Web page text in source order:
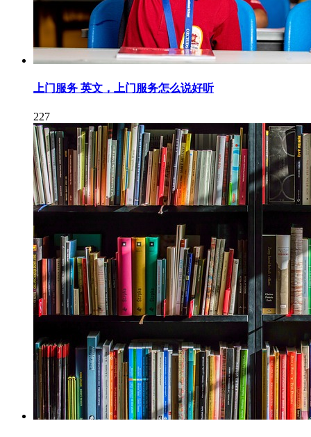
上门服务 英文，上门服务怎么说好听
227